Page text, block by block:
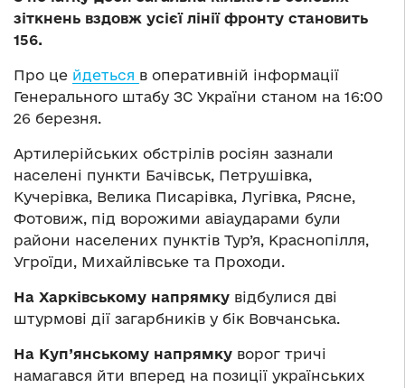
зіткнень вздовж усієї лінії фронту становить
156.
Про це йдеться в оперативній інформації
Генерального штабу ЗС України станом на 16:00
26 березня.
Артилерійських обстрілів росіян зазнали
населені пункти Бачівськ, Петрушівка,
Кучерівка, Велика Писарівка, Лугівка, Рясне,
Фотовиж, під ворожими авіаударами були
райони населених пунктів Тур’я, Краснопілля,
Угроїди, Михайлівське та Проходи.
На Харківському напрямку відбулися дві
штурмові дії загарбників у бік Вовчанська.
На Куп’янському напрямку ворог тричі
намагався йти вперед на позиції українських